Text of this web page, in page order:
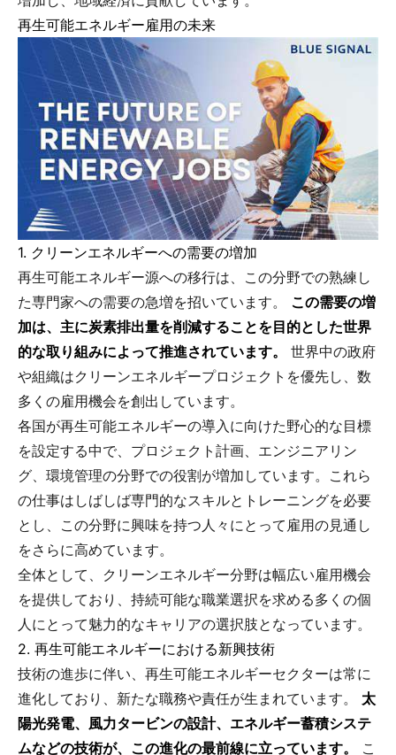
再生可能エネルギー雇用の未来
1. クリーンエネルギーへの需要の増加
再生可能エネルギー源への移行は、この分野での熟練し
た専門家への需要の急増を招いています。 この需要の増
加は、主に炭素排出量を削減することを目的とした世界
的な取り組みによって推進されています。
世界中の政府
や組織はクリーンエネルギープロジェクトを優先し、数
多くの雇用機会を創出しています。
各国が再生可能エネルギーの導入に向けた野心的な目標
を設定する中で、プロジェクト計画、エンジニアリン
グ、環境管理の分野での役割が増加しています。これら
の仕事はしばしば専門的なスキルとトレーニングを必要
とし、この分野に興味を持つ人々にとって雇用の見通し
をさらに高めています。
全体として、クリーンエネルギー分野は幅広い雇用機会
を提供しており、持続可能な職業選択を求める多くの個
人にとって魅力的なキャリアの選択肢となっています。
2. 再生可能エネルギーにおける新興技術
技術の進歩に伴い、再生可能エネルギーセクターは常に
進化しており、新たな職務や責任が生まれています。 太
陽光発電、風力タービンの設計、エネルギー蓄積システ
ムなどの技術が、この進化の最前線に立っています。
こ